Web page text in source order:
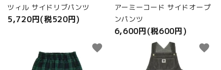
ツィル サイドリブパンツ
5,720円(税520円)
アーミーコード サイドオープ
ンパンツ
6,600円(税600円)
favorite favorite